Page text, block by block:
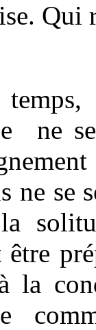
Qui
ne
ne se
la